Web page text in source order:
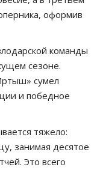
оформив
команды
сезоне.
сумел
и победное
тяжело:
занимая десятое
Это всего